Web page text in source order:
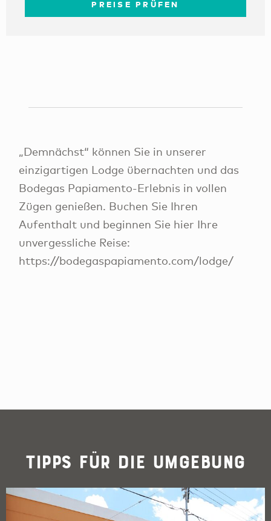
PREISE PRÜFEN
„Demnächst“ können Sie in unserer
einzigartigen Lodge übernachten und das
Bodegas Papiamento-Erlebnis in vollen
Zügen genießen. Buchen Sie Ihren
Aufenthalt und beginnen Sie hier Ihre
unvergessliche Reise:
https://bodegaspapiamento.com/lodge/
Tipps für die Umgebung